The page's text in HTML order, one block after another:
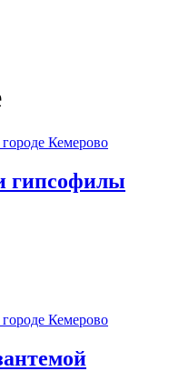
гипсофилы